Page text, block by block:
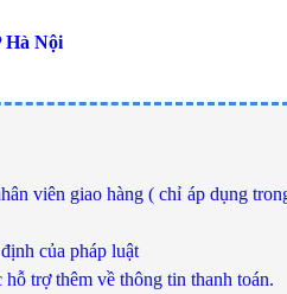
Hà Nội
viên giao hàng ( chỉ áp dụng
của pháp luật
trợ thêm về thông tin thanh toán.